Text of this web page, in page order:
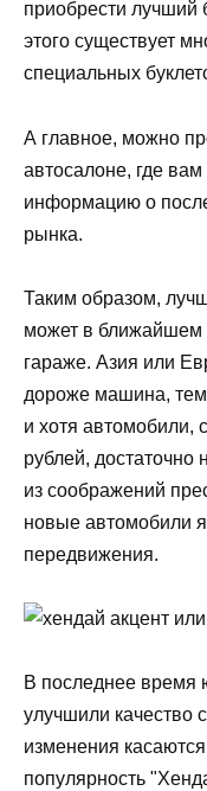
приобрести
этого существует
специальных
А главное, можно
автосалоне, где
информацию о
рынка.
Таким образом,
может в ближайшем
гараже. Азия или
дороже машина, тем
и хотя автомобили,
рублей,
из соображений
новые автомобили
передвижения.
В последнее время
улучшили качество
изменения
популярность